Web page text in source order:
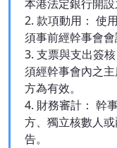
本港法定銀行開設
2. 款項動用： 使
須事前經幹事會會
3. 支票與支出簽
須經幹事會內之
方為有效。
4. 財務審計： 幹
方、獨立核數人
告。